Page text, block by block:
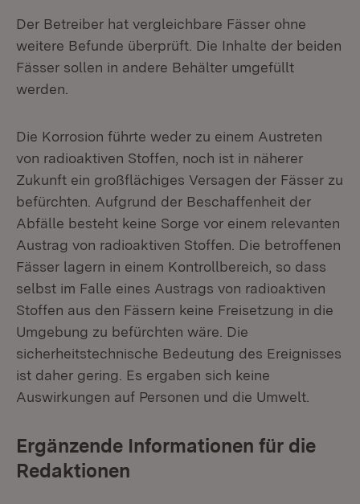
Der Betreiber hat vergleichbare Fässer ohne
weitere Befunde überprüft. Die Inhalte der beiden
Fässer sollen in andere Behälter umgefüllt
werden.
Die Korrosion führte weder zu einem Austreten
von radioaktiven Stoffen, noch ist in näherer
Zukunft ein großflächiges Versagen der Fässer zu
befürchten. Aufgrund der Beschaffenheit der
Abfälle besteht keine Sorge vor einem relevanten
Austrag von radioaktiven Stoffen. Die betroffenen
Fässer lagern in einem Kontrollbereich, so dass
selbst im Falle eines Austrags von radioaktiven
Stoffen aus den Fässern keine Freisetzung in die
Umgebung zu befürchten wäre. Die
sicherheitstechnische Bedeutung des Ereignisses
ist daher gering. Es ergaben sich keine
Auswirkungen auf Personen und die Umwelt.
Ergänzende Informationen für die
Redaktionen